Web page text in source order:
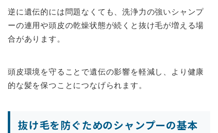
逆に遺伝的には問題なくても、洗浄力の強いシャンプ
ーの連用や頭皮の乾燥状態が続くと抜け毛が増える場
合があります。
頭皮環境を守ることで遺伝の影響を軽減し、より健康
的な髪を保つことにつなげられます。
抜け毛を防ぐためのシャンプーの基本